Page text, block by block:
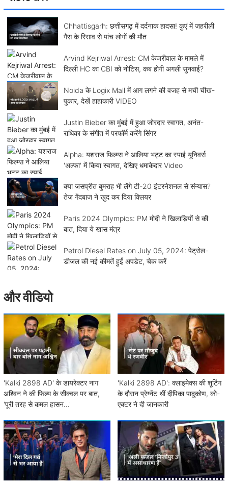
Chhattisgarh: छत्तीसगढ़ में दर्दनाक हादसा! कुएं में जहरीली
गैस के रिसाव से पांच लोगों की मौत
Arvind Kejriwal Arrest: CM केजरीवाल के मामले में
दिल्ली HC का CBI को नोटिस, कब होगी अगली सुनवाई?
Noida के Logix Mall में आग लगने की वजह से मची चीख-
पुकार, देखें हाहाकारी VIDEO
Justin Bieber का मुंबई में हुआ जोरदार स्वागत, अनंत-
राधिका के संगीत में परफॉर्म करेंगे सिंगर
Alpha: यशराज फिल्म्स ने आलिया भट्ट का स्पाई यूनिवर्स
'अल्फा' में किया स्वागत, देखिए धमाकेदार Video
क्या जसप्रीत बुमराह भी लेंगे टी-20 इंटरनेशनल से संन्यास?
तेज गेंदबाज ने खुद कर दिया क्लियर
Paris 2024 Olympics: PM मोदी ने खिलाड़ियों से की
बात, दिया ये खास मंत्र
Petrol Diesel Rates on July 05, 2024: पेट्रोल-
डीजल की नई कीमतें हुईं अपडेट, चेक करें
और वीडियो
'Kalki 2898 AD' के डायरेक्टर नाग
अश्विन ने की फिल्म के सीक्वल पर बात,
'पूरी तरह से कमल हासन...'
'Kalki 2898 AD': क्लाइमेक्स की शूटिंग
के दौरान प्रेग्नेंट थीं दीपिका पादुकोण, को-
एक्टर ने दी जानकारी